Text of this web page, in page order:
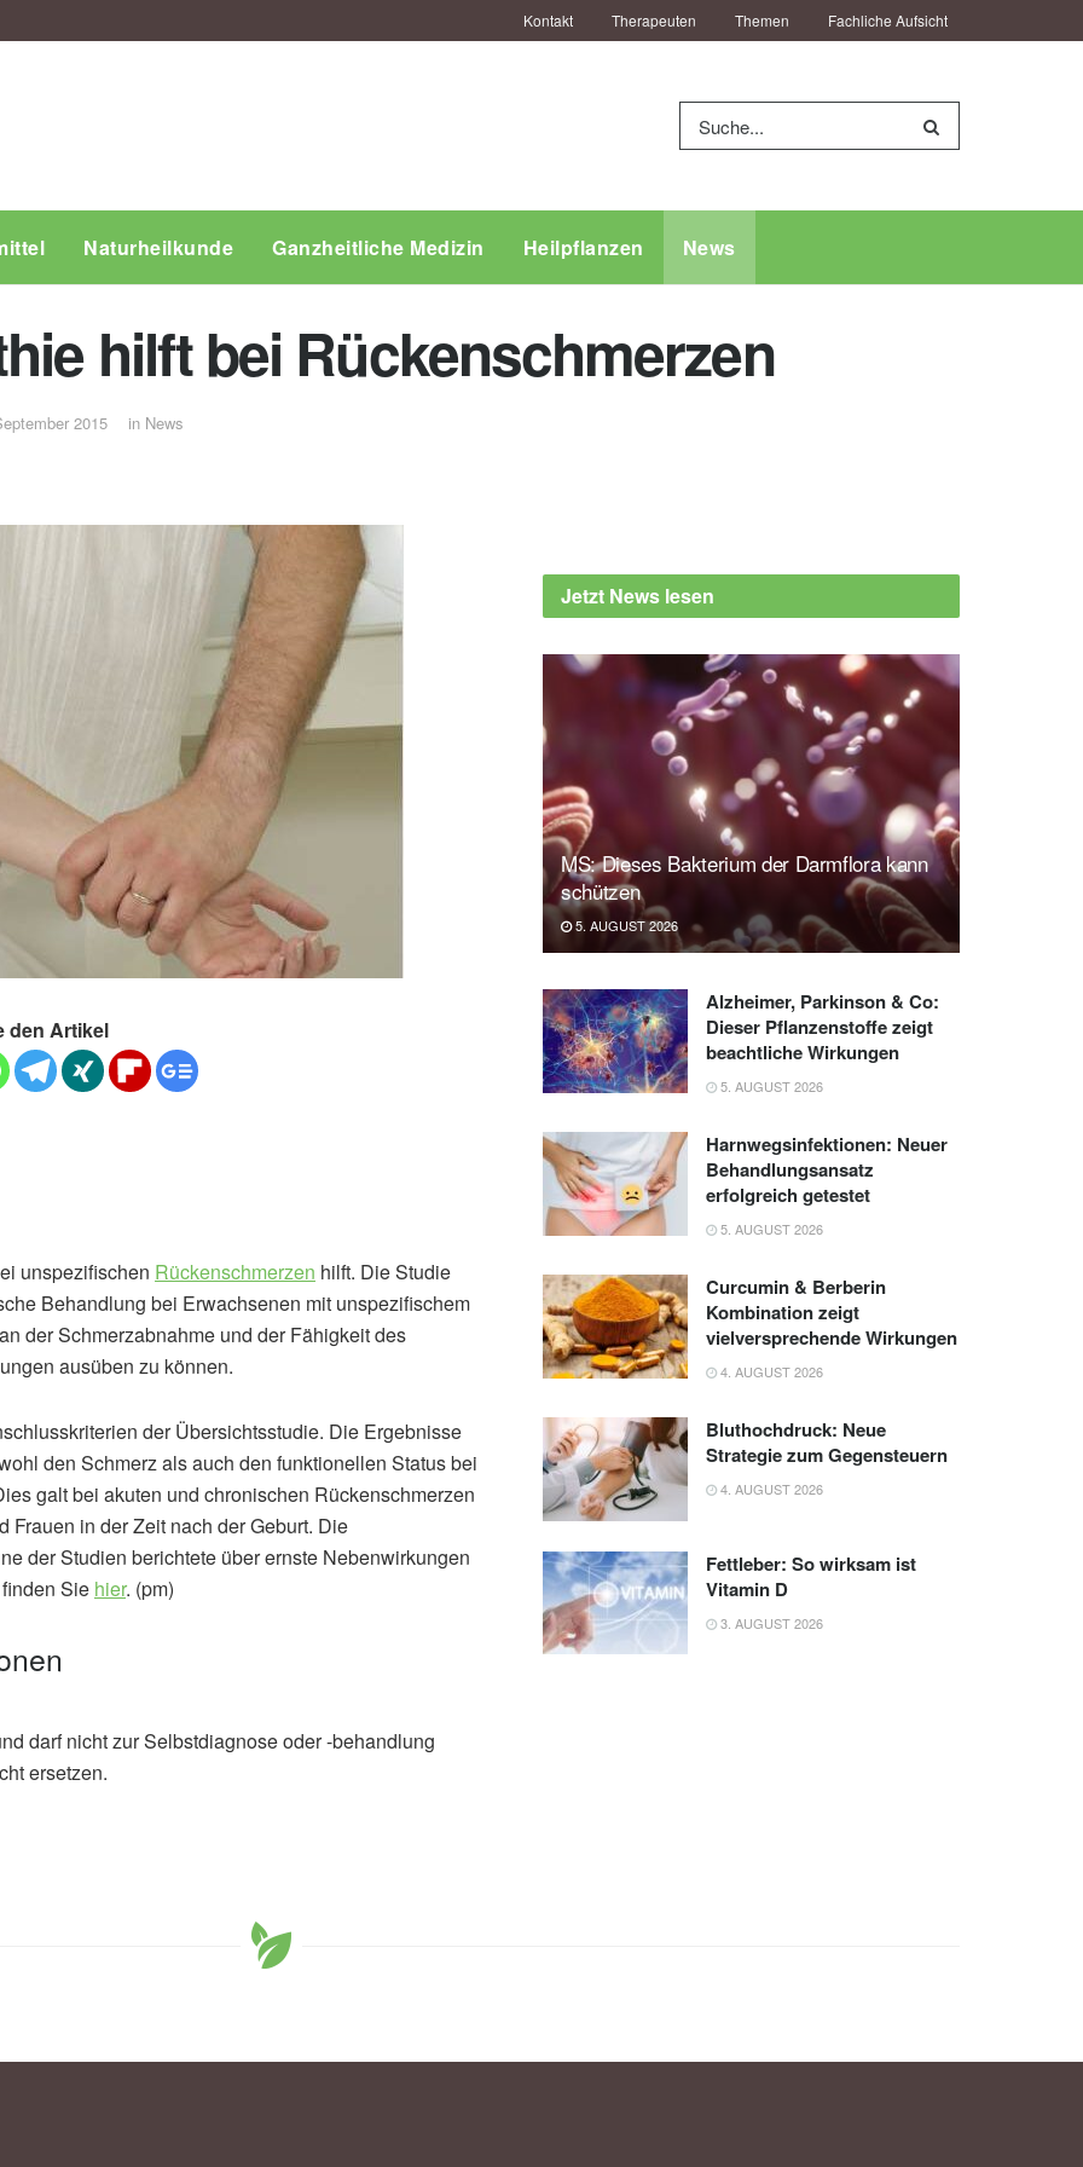
Kontakt Therapeuten Themen Fachliche Aufsicht
Naturheilkunde Ganzheitliche Medizin Heilpflanzen News
hilft bei Rückenschmerzen
2015 in News
den Artikel
unspezifischen Rückenschmerzen hilft. Die Studie
Behandlung bei Erwachsenen mit unspezifischem
der Schmerzabnahme und der Fähigkeit des
ausüben zu können.
der Übersichtsstudie. Die Ergebnisse
den Schmerz als auch den funktionellen Status bei
galt bei akuten und chronischen Rückenschmerzen
in der Zeit nach der Geburt. Die
der Studien berichtete über ernste Nebenwirkungen
Sie hier. (pm)
darf nicht zur Selbstdiagnose oder -behandlung
ersetzen.
Jetzt News lesen
MS: Dieses Bakterium der Darmflora kann
schützen
5. AUGUST 2026
Alzheimer, Parkinson & Co:
Dieser Pflanzenstoffe zeigt
beachtliche Wirkungen
5. AUGUST 2026
Harnwegsinfektionen: Neuer
Behandlungsansatz
erfolgreich getestet
5. AUGUST 2026
Curcumin & Berberin
Kombination zeigt
vielversprechende Wirkungen
4. AUGUST 2026
Bluthochdruck: Neue
Strategie zum Gegensteuern
4. AUGUST 2026
Fettleber: So wirksam ist
Vitamin D
3. AUGUST 2026